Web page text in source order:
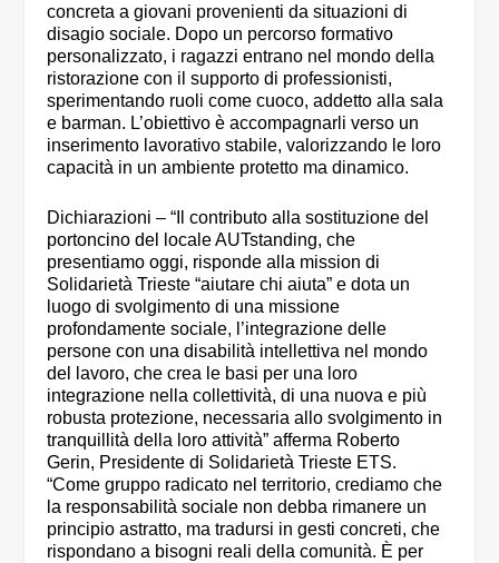
concreta a giovani provenienti da situazioni di
disagio sociale. Dopo un percorso formativo
personalizzato, i ragazzi entrano nel mondo della
ristorazione con il supporto di professionisti,
sperimentando ruoli come cuoco, addetto alla sala
e barman. L’obiettivo è accompagnarli verso un
inserimento lavorativo stabile, valorizzando le loro
capacità in un ambiente protetto ma dinamico.
Dichiarazioni – “Il contributo alla sostituzione del
portoncino del locale AUTstanding, che
presentiamo oggi, risponde alla mission di
Solidarietà Trieste “aiutare chi aiuta” e dota un
luogo di svolgimento di una missione
profondamente sociale, l’integrazione delle
persone con una disabilità intellettiva nel mondo
del lavoro, che crea le basi per una loro
integrazione nella collettività, di una nuova e più
robusta protezione, necessaria allo svolgimento in
tranquillità della loro attività” afferma Roberto
Gerin, Presidente di Solidarietà Trieste ETS.
“Come gruppo radicato nel territorio, crediamo che
la responsabilità sociale non debba rimanere un
principio astratto, ma tradursi in gesti concreti, che
rispondano a bisogni reali della comunità. È per